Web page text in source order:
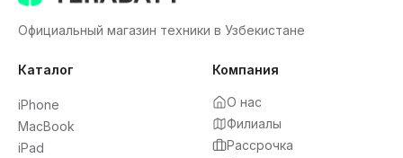
Официальный магазин техники в Узбекистане
Каталог
iPhone
MacBook
iPad
Компания
О нас
Филиалы
Рассрочка